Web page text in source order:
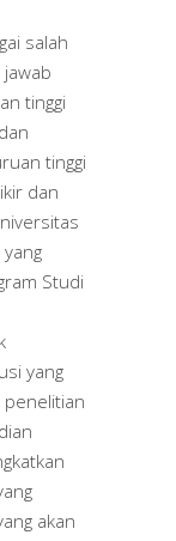
salah
tinggi
tinggi
dan
Studi
yang
penelitian
akan